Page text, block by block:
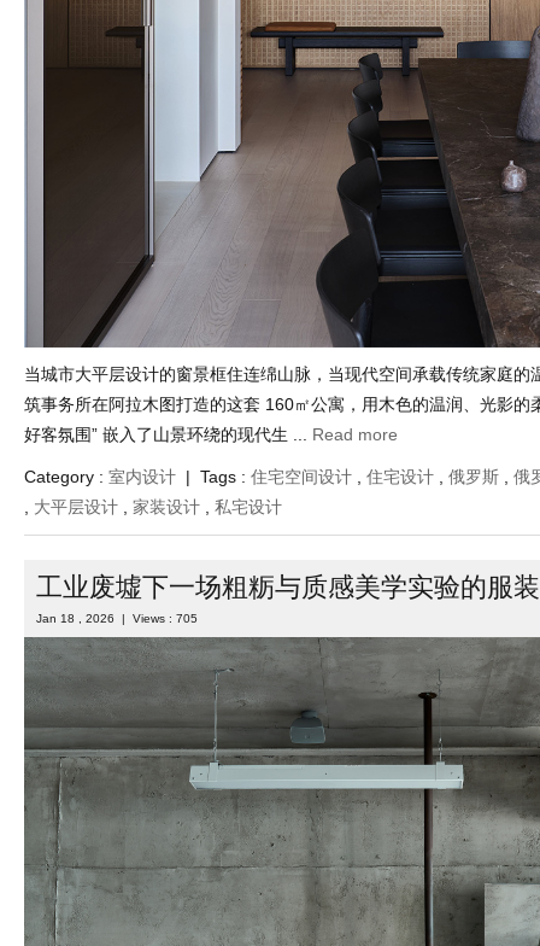
当城市大平层设计的窗景框住连绵山脉，当现代空间承载传统家庭
筑事务所在阿拉木图打造的这套 160㎡公寓，用木色的温润、光影的
好客氛围” 嵌入了山景环绕的现代生 ... Read more
Category : 室内设计 | Tags : 住宅空间设计 住宅设计 俄罗斯
俄
大平层设计 家装设计 私宅设计
工业废墟下一场粗粝与质感美学实验的服
Jan 18 , 2026 | Views : 705